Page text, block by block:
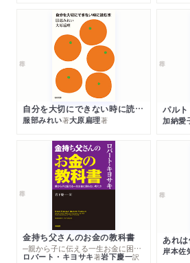
自分を大切にできない時に読む本
服部みれい著大原扁理著
パルト
加納愛
金持ち父さんのお金の教科書
─親から子に伝える一生お金に困らない考え方
ロバート・キヨサキ著岩下慶一訳
あれ
岸本佐